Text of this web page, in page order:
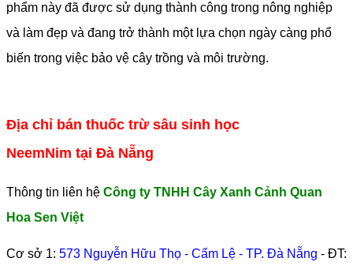
phẩm này đã được sử dụng thành công trong nông nghiệp
và làm đẹp và đang trở thành một lựa chọn ngày càng phổ
biến trong việc bảo vệ cây trồng và môi trường.
Địa chỉ bán thuốc trừ sâu sinh học
NeemNim tại Đà Nẵng
Thông tin liên hệ Công ty TNHH Cây Xanh Cảnh Quan
Hoa Sen Việt
Cơ sở 1: 573 Nguyễn Hữu Thọ - Cẩm Lệ - TP. Đà Nẵng - ĐT: